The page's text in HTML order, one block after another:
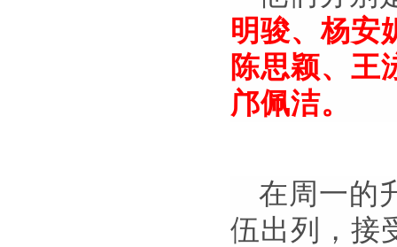
明骏、杨安
陈思颖、王
邝佩洁。
在周一的
伍出列，接